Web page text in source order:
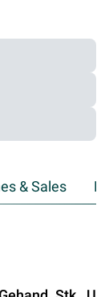
& Sales